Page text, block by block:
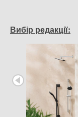
Вибір редакції: